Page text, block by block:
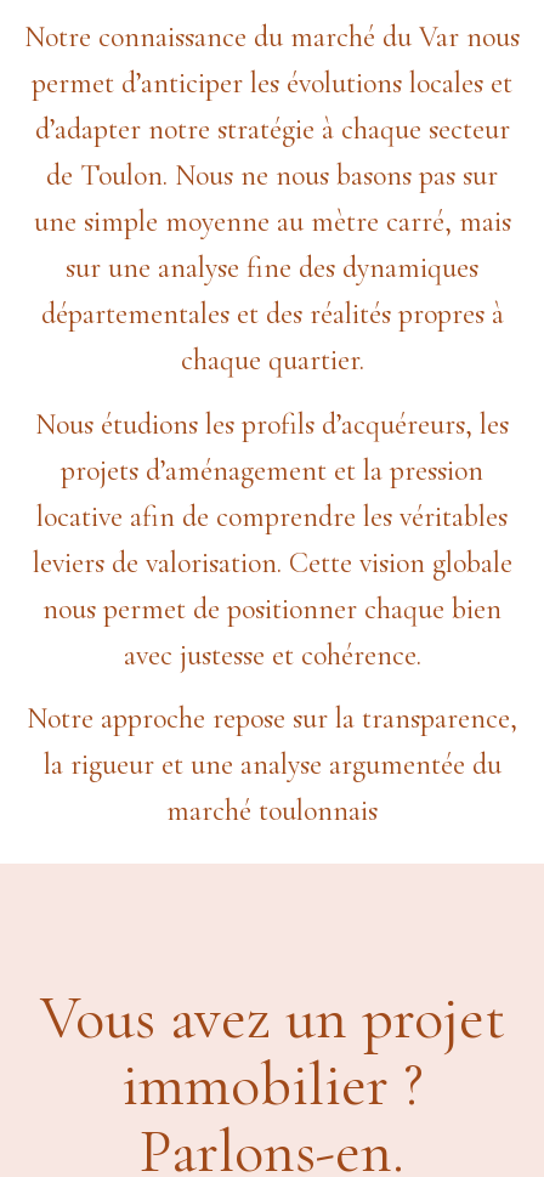
Notre connaissance du marché du Var nous
permet d’anticiper les évolutions locales et
d’adapter notre stratégie à chaque secteur
de Toulon. Nous ne nous basons pas sur
une simple moyenne au mètre carré, mais
sur une analyse fine des dynamiques
départementales et des réalités propres à
chaque quartier.
Nous étudions les profils d’acquéreurs, les
projets d’aménagement et la pression
locative afin de comprendre les véritables
leviers de valorisation. Cette vision globale
nous permet de positionner chaque bien
avec justesse et cohérence.
Notre approche repose sur la transparence,
la rigueur et une analyse argumentée du
marché toulonnais
Vous avez un projet
immobilier ?
Parlons-en.